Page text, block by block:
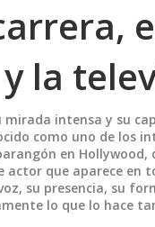
la
mirada intensa y su
como uno de los
en Hollywood,
actor que aparece en
su presencia, su
lo que lo hace